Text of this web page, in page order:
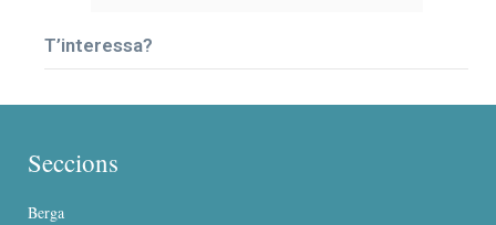
T’interessa?
Seccions
Berga